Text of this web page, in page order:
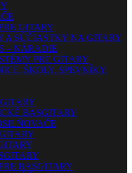
GITARY
A SÚČIASTKY NA GITARY
– NÁRADIE
PRE GITARY
ŠKOLY, SPEVNÍKY,
BASGITARY
BASGITARY